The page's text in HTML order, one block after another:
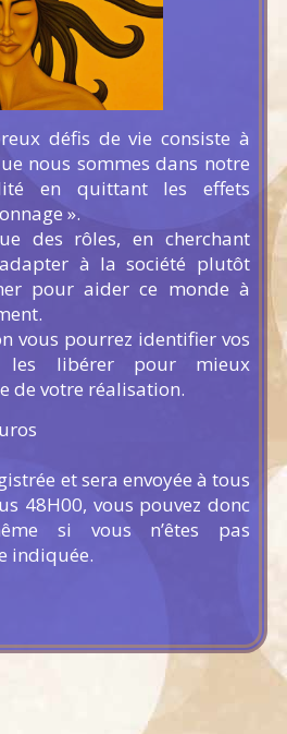
défis de vie consiste à
nous sommes dans notre
en quittant les effets
».
des rôles, en cherchant
à la société plutôt
pour aider ce monde à
vous pourrez identifier vos
les libérer pour mieux
de votre réalisation.
et sera envoyée à tous
48H00, vous pouvez donc
si vous n’êtes pas
indiquée.